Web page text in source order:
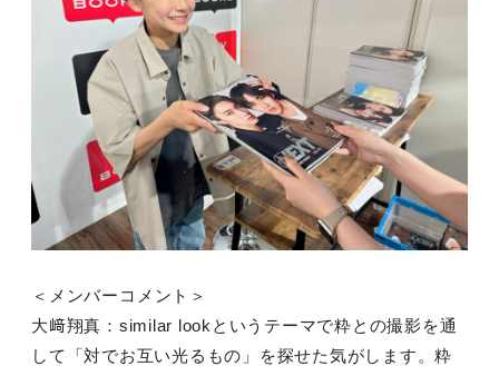
＜メンバーコメント＞
大﨑翔真：similar lookというテーマで粋との撮影を通
して「対でお互い光るもの」を探せた気がします。粋